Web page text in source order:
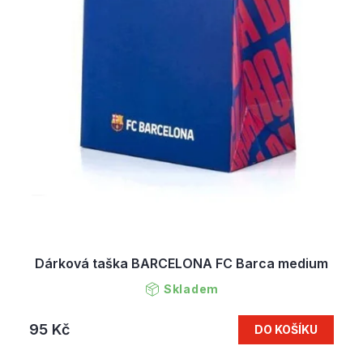
Dárková taška BARCELONA FC Barca medium
Skladem
95 Kč DO KOŠÍKU